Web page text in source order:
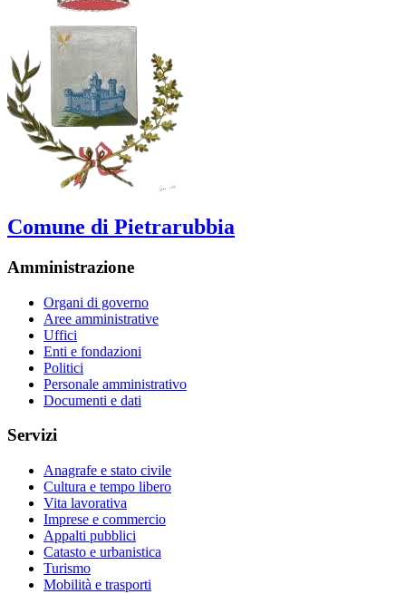
Comune di Pietrarubbia
Amministrazione
Organi di governo
Aree amministrative
Uffici
Enti e fondazioni
Politici
Personale amministrativo
Documenti e dati
Servizi
Anagrafe e stato civile
Cultura e tempo libero
Vita lavorativa
Imprese e commercio
Appalti pubblici
Catasto e urbanistica
Turismo
Mobilità e trasporti